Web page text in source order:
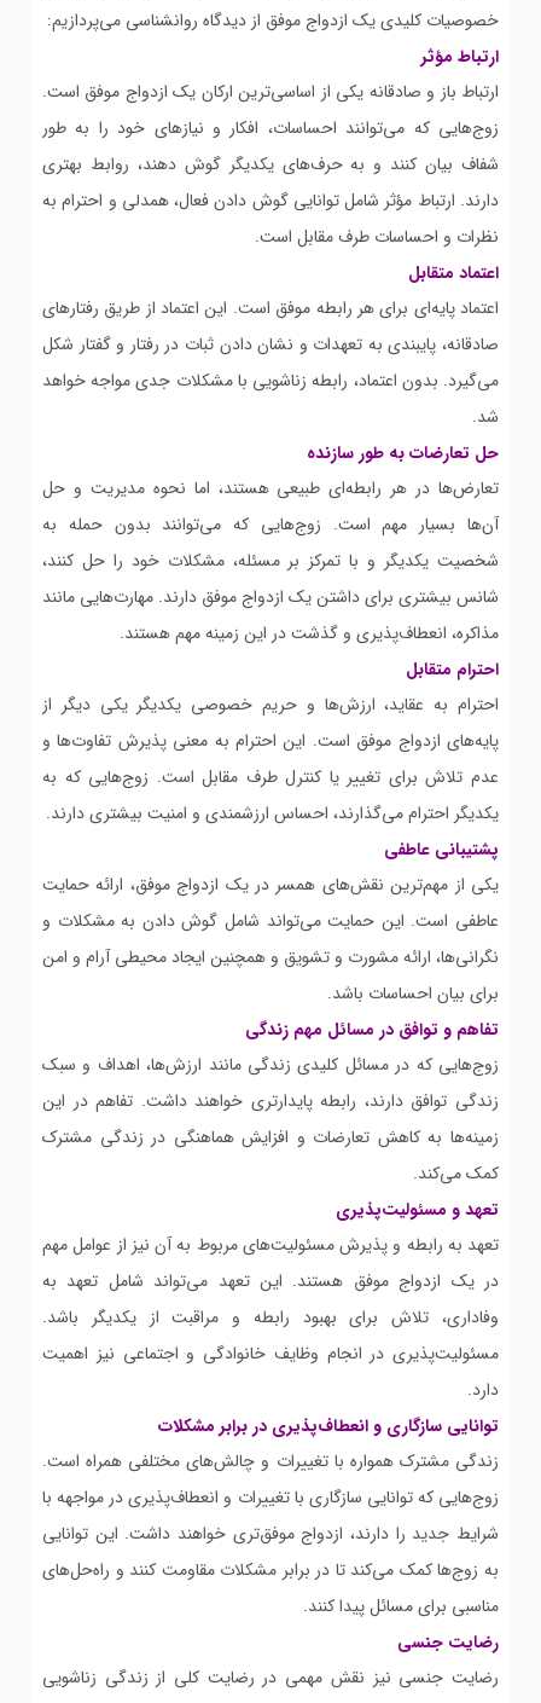
خصوصیات کلیدی یک ازدواج موفق از دیدگاه روانشناسی می‌پردازیم:
ارتباط مؤثر
ارتباط باز و صادقانه یکی از اساسی‌ترین ارکان یک ازدواج موفق است.
زوج‌هایی که می‌توانند احساسات، افکار و نیازهای خود را به طور
شفاف بیان کنند و به حرف‌های یکدیگر گوش دهند، روابط بهتری
دارند. ارتباط مؤثر شامل توانایی گوش دادن فعال، همدلی و احترام به
نظرات و احساسات طرف مقابل است.
اعتماد متقابل
اعتماد پایه‌ای برای هر رابطه موفق است. این اعتماد از طریق رفتارهای
صادقانه، پایبندی به تعهدات و نشان دادن ثبات در رفتار و گفتار شکل
می‌گیرد. بدون اعتماد، رابطه زناشویی با مشکلات جدی مواجه خواهد
شد.
حل تعارضات به طور سازنده
تعارض‌ها در هر رابطه‌ای طبیعی هستند، اما نحوه مدیریت و حل
آن‌ها بسیار مهم است. زوج‌هایی که می‌توانند بدون حمله به
شخصیت یکدیگر و با تمرکز بر مسئله، مشکلات خود را حل کنند،
شانس بیشتری برای داشتن یک ازدواج موفق دارند. مهارت‌هایی مانند
مذاکره، انعطاف‌پذیری و گذشت در این زمینه مهم هستند.
احترام متقابل
احترام به عقاید، ارزش‌ها و حریم خصوصی یکدیگر یکی دیگر از
پایه‌های ازدواج موفق است. این احترام به معنی پذیرش تفاوت‌ها و
عدم تلاش برای تغییر یا کنترل طرف مقابل است. زوج‌هایی که به
یکدیگر احترام می‌گذارند، احساس ارزشمندی و امنیت بیشتری دارند.
پشتیبانی عاطفی
یکی از مهم‌ترین نقش‌های همسر در یک ازدواج موفق، ارائه حمایت
عاطفی است. این حمایت می‌تواند شامل گوش دادن به مشکلات و
نگرانی‌ها، ارائه مشورت و تشویق و همچنین ایجاد محیطی آرام و امن
برای بیان احساسات باشد.
تفاهم و توافق در مسائل مهم زندگی
زوج‌هایی که در مسائل کلیدی زندگی مانند ارزش‌ها، اهداف و سبک
زندگی توافق دارند، رابطه پایدارتری خواهند داشت. تفاهم در این
زمینه‌ها به کاهش تعارضات و افزایش هماهنگی در زندگی مشترک
کمک می‌کند.
تعهد و مسئولیت‌پذیری
تعهد به رابطه و پذیرش مسئولیت‌های مربوط به آن نیز از عوامل مهم
در یک ازدواج موفق هستند. این تعهد می‌تواند شامل تعهد به
وفاداری، تلاش برای بهبود رابطه و مراقبت از یکدیگر باشد.
مسئولیت‌پذیری در انجام وظایف خانوادگی و اجتماعی نیز اهمیت
دارد.
توانایی سازگاری و انعطاف‌پذیری در برابر مشکلات
زندگی مشترک همواره با تغییرات و چالش‌های مختلفی همراه است.
زوج‌هایی که توانایی سازگاری با تغییرات و انعطاف‌پذیری در مواجهه با
شرایط جدید را دارند، ازدواج موفق‌تری خواهند داشت. این توانایی
به زوج‌ها کمک می‌کند تا در برابر مشکلات مقاومت کنند و راه‌حل‌های
مناسبی برای مسائل پیدا کنند.
رضایت جنسی
رضایت جنسی نیز نقش مهمی در رضایت کلی از زندگی زناشویی